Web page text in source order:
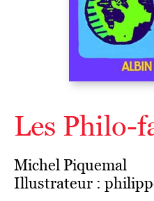
Les Philo-
Michel Piquemal
Illustrateur :